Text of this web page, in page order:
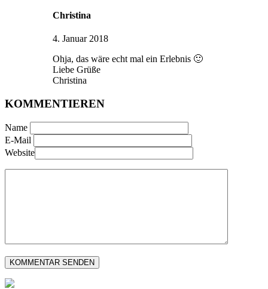
Christina
4. Januar 2018
Ohja, das wäre echt mal ein Erlebnis 🙂
Liebe Grüße
Christina
KOMMENTIEREN
Name
E-Mail
Website